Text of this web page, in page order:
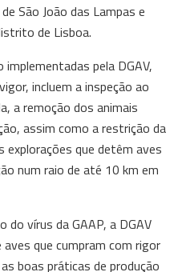
São João das Lampas e
de Lisboa.
pela DGAV,
incluem a inspeção ao
a remoção dos animais
assim como a restrição da
explorações que detêm aves
num raio de até 10 km em
do vírus da GAAP, a DGAV
que cumpram com rigor
boas práticas de produção